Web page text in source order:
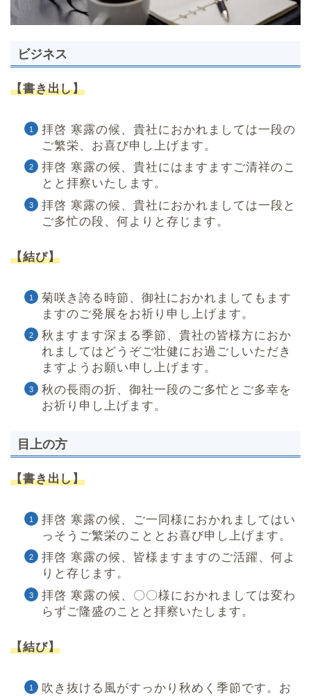
ビジネス
【書き出し】
拝啓 寒露の候、貴社におかれましては一段の
ご繁栄、お喜び申し上げます。
拝啓 寒露の候、貴社にはますますご清祥のこ
とと拝察いたします。
拝啓 寒露の候、貴社におかれましては一段と
ご多忙の段、何よりと存じます。
【結び】
菊咲き誇る時節、御社におかれましてもます
ますのご発展をお祈り申し上げます。
秋ますます深まる季節、貴社の皆様方におか
れましてはどうぞご壮健にお過ごしいただき
ますようお願い申し上げます。
秋の長雨の折、御社一段のご多忙とご多幸を
お祈り申し上げます。
目上の方
【書き出し】
拝啓 寒露の候、ご一同様におかれましてはい
っそうご繁栄のこととお喜び申し上げます。
拝啓 寒露の候、皆様ますますのご活躍、何よ
りと存じます。
拝啓 寒露の候、〇〇様におかれましては変わ
らずご隆盛のことと拝察いたします。
【結び】
吹き抜ける風がすっかり秋めく季節です。お